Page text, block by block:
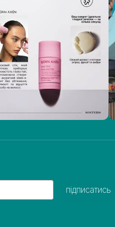
підписатись